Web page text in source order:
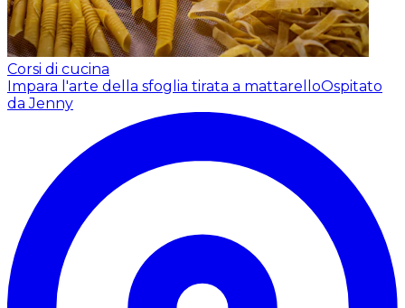
Corsi di cucina
Impara l'arte della sfoglia tirata a mattarelloOspitato
da Jenny